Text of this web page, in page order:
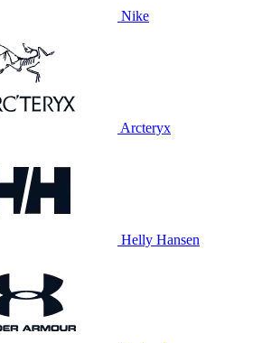
Nike
Arcteryx
Helly Hansen